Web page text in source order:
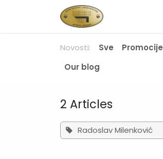
Novosti: Sve Promocije
Our blog
2 Articles
Radoslav Milenković